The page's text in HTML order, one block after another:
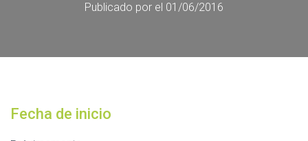
Publicado por el 01/06/2016
Fecha de inicio